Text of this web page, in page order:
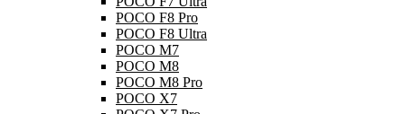
POCO F8 Pro
POCO F8 Ultra
POCO M7
POCO M8
POCO M8 Pro
POCO X7